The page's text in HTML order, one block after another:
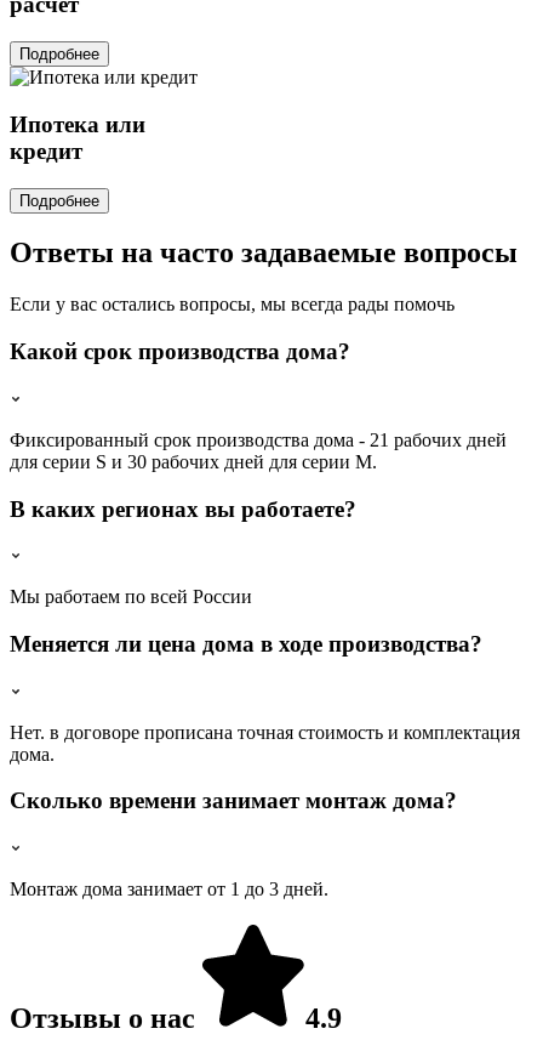
Подробнее
Ипотека или
кредит
Подробнее
Ответы на часто задаваемые вопросы
Если у вас остались вопросы, мы всегда рады помочь
Какой срок производства дома?
Фиксированный срок производства дома - 21 рабочих дней
для серии S и 30 рабочих дней для серии M.
В каких регионах вы работаете?
Мы работаем по всей России
Меняется ли цена дома в ходе производства?
Нет. в договоре прописана точная стоимость и комплектация
дома.
Сколько времени занимает монтаж дома?
Монтаж дома занимает от 1 до 3 дней.
Отзывы о нас 4.9